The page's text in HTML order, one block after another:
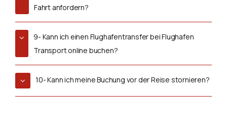
Fahrt anfordern?
9- Kann ich einen Flughafentransfer bei Flughafen
Transport online buchen?
10- Kann ich meine Buchung vor der Reise stornieren?